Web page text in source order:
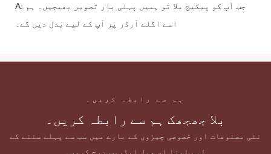
A: جب آپ کو پیکیج ملا تو ہمیں پہلی بار تصویر بھیجیں۔ ہم
اسے اگلے آرڈر پر آپ کے لیے بدل دیں گے۔
ہم سے رابطہ کریں۔
بلا جھجھک ہم سے رابطہ کریں۔
نئی مصنوعات اور خصوصی چیزوں کے بارے میں سب سے پہلے سننے کے
لیے اپنا ای میل ایڈریس درج کریں۔